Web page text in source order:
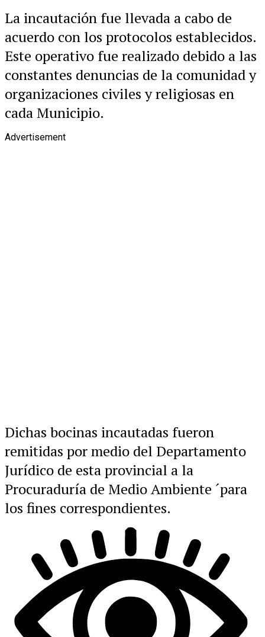
La incautación fue llevada a cabo de
acuerdo con los protocolos establecidos.
Este operativo fue realizado debido a las
constantes denuncias de la comunidad y
organizaciones civiles y religiosas en
cada Municipio.
Advertisement
Dichas bocinas incautadas fueron
remitidas por medio del Departamento
Jurídico de esta provincial a la
Procuraduría de Medio Ambiente ´para
los fines correspondientes.